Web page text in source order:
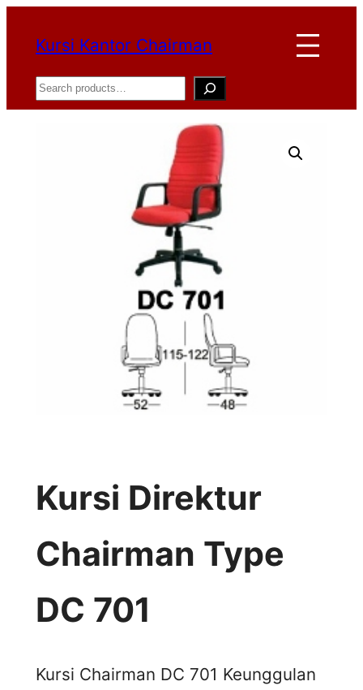
konten
Kursi Kantor Chairman
Search
Kursi Direktur
Chairman Type
DC 701
Kursi Chairman DC 701 Keunggulan